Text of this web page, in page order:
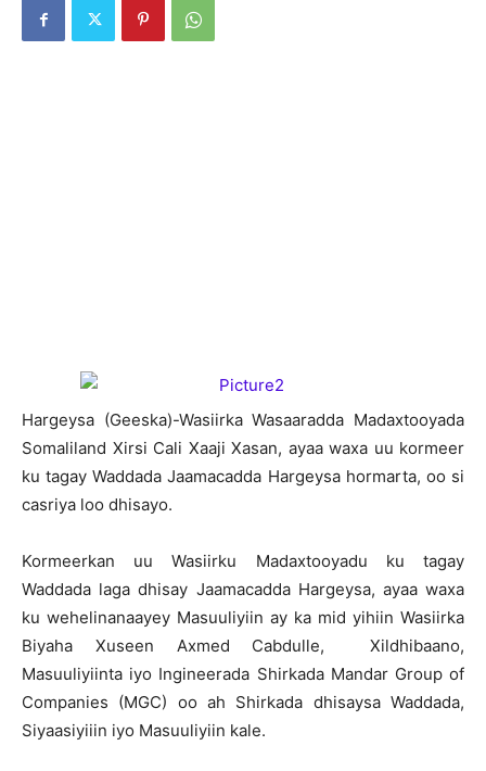
Hargeysa (Geeska)-Wasiirka Wasaaradda Madaxtooyada
Somaliland Xirsi Cali Xaaji Xasan, ayaa waxa uu kormeer
ku tagay Waddada Jaamacadda Hargeysa hormarta, oo si
casriya loo dhisayo.
Kormeerkan uu Wasiirku Madaxtooyadu ku tagay
Waddada laga dhisay Jaamacadda Hargeysa, ayaa waxa
ku wehelinanaayey Masuuliyiin ay ka mid yihiin Wasiirka
Biyaha Xuseen Axmed Cabdulle, Xildhibaano,
Masuuliyiinta iyo Ingineerada Shirkada Mandar Group of
Companies (MGC) oo ah Shirkada dhisaysa Waddada,
Siyaasiyiiin iyo Masuuliyiin kale.